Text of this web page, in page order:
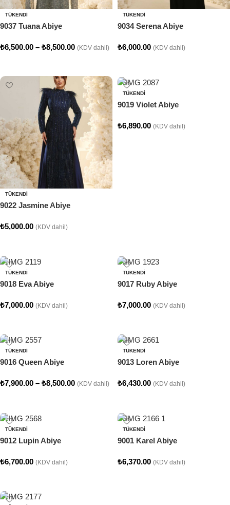
TÜKENDI
9037 Tuana Abiye
₺6,500.00 – ₺8,500.00 (KDV dahil)
TÜKENDI
9034 Serena Abiye
₺6,000.00 (KDV dahil)
TÜKENDI
9022 Jasmine Abiye
₺5,000.00 (KDV dahil)
TÜKENDI
9019 Violet Abiye
₺6,890.00 (KDV dahil)
TÜKENDI
9018 Eva Abiye
₺7,000.00 (KDV dahil)
TÜKENDI
9017 Ruby Abiye
₺7,000.00 (KDV dahil)
TÜKENDI
9016 Queen Abiye
₺7,900.00 – ₺8,500.00 (KDV dahil)
TÜKENDI
9013 Loren Abiye
₺6,430.00 (KDV dahil)
TÜKENDI
9012 Lupin Abiye
₺6,700.00 (KDV dahil)
TÜKENDI
9001 Karel Abiye
₺6,370.00 (KDV dahil)